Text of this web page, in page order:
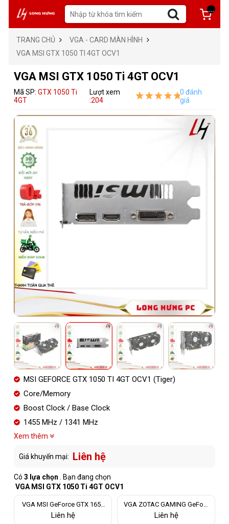
...
TRANG CHỦ
VGA - CARD MÀN HÌNH
VGA MSI GTX 1050 TI 4GT OCV1
VGA MSI GTX 1050 Ti 4GT OCV1
Mã SP: GTX 1050 Ti
4GT
Lượt xem
:204
0 đánh
giá
MSI GEFORCE GTX 1050 TI 4GT OCV1 (Tiger)
Core/Memory
Boost Clock / Base Clock
1455 MHz / 1341 MHz
Xem thêm
Giá khuyến mại: Liên hệ
Có 3 lựa chọn
. Bạn đang chọn
VGA MSI GTX 1050 Ti 4GT OCV1
VGA MSI GeForce GTX 1650
VENTUS XS 4G OCV1
Liên hệ
VGA ZOTAC GAMING GeForc
e GTX 1650 SUPER Twin 4G G
DDR6
Liên hệ